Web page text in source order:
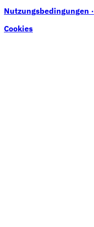
Nutzungsbedingungen ·
Cookies